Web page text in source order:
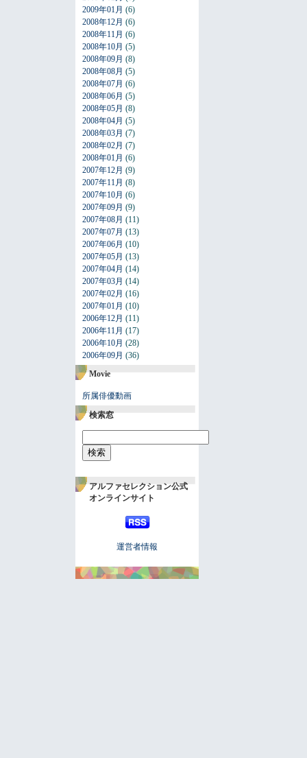
2009年01月 (6)
2008年12月 (6)
2008年11月 (6)
2008年10月 (5)
2008年09月 (8)
2008年08月 (5)
2008年07月 (6)
2008年06月 (5)
2008年05月 (8)
2008年04月 (5)
2008年03月 (7)
2008年02月 (7)
2008年01月 (6)
2007年12月 (9)
2007年11月 (8)
2007年10月 (6)
2007年09月 (9)
2007年08月 (11)
2007年07月 (13)
2007年06月 (10)
2007年05月 (13)
2007年04月 (14)
2007年03月 (14)
2007年02月 (16)
2007年01月 (10)
2006年12月 (11)
2006年11月 (17)
2006年10月 (28)
2006年09月 (36)
Movie
所属俳優動画
検索窓
アルファセレクション公式
オンラインサイト
運営者情報